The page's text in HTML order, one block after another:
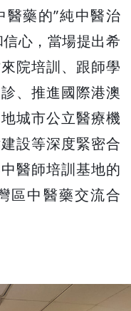
醫藥的”純中醫治
心，當場提出希
院培訓、跟師學
、推進國際港澳
城市公立醫療機
設等深度緊密合
醫師培訓基地的
區中醫藥交流合